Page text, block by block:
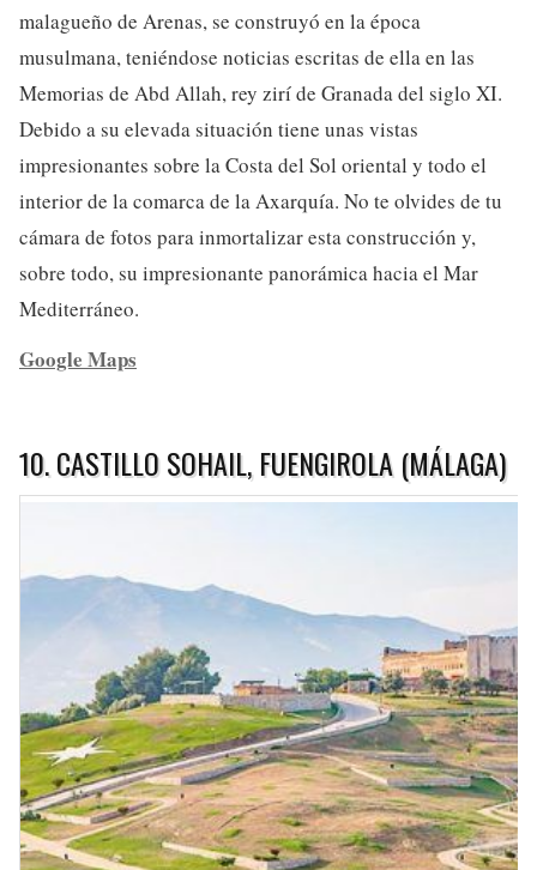
malagueño de Arenas, se construyó en la época
musulmana, teniéndose noticias escritas de ella en las
Memorias de Abd Allah, rey zirí de Granada del siglo XI.
Debido a su elevada situación tiene unas vistas
impresionantes sobre la Costa del Sol oriental y todo el
interior de la comarca de la Axarquía. No te olvides de tu
cámara de fotos para inmortalizar esta construcción y,
sobre todo, su impresionante panorámica hacia el Mar
Mediterráneo.
Google Maps
10. CASTILLO SOHAIL, FUENGIROLA (MÁLAGA)